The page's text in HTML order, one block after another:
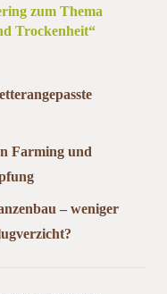
zum Thema
Trockenheit“
Farming und
– weniger